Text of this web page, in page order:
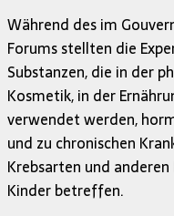
Während des im
Forums stellten die
Substanzen, die in der
Kosmetik, in der
verwendet werden,
und zu chronischen
Krebsarten und
Kinder betreffen.